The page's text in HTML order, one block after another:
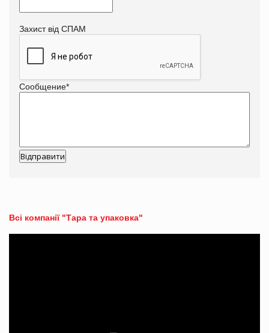
Захист від СПАМ
Сообщение*
Всі компанії "Тара та упаковка"